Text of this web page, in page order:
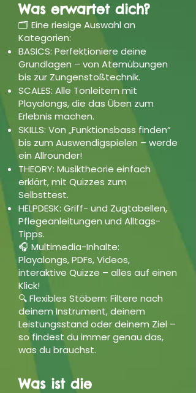
Was erwartet dich?
🗂 Eine riesige Auswahl an
Kategorien:
BASICS: Perfektioniere deine
Grundlagen – von Atemübungen
bis zur Zungenstoßtechnik.
SCALES: Alle Tonleitern mit
Playalongs, die das Üben zum
Erlebnis machen.
SKILLS: Von „Funktionsbass finden“
bis zum Auswendigspielen – werde
ein Allrounder!
THEORY: Musiktheorie einfach
erklärt, mit Quizzes zum
Selbsttest.
HELPDESK: Griff- und Zugtabellen,
Pflegeanleitungen und Alltags-
Tipps.
🎧 Multimedia-Inhalte:
Playalongs, PDFs, Videos,
interaktive Quizze – alles auf einen
Klick!
🔍 Flexibles Stöbern: Filtere nach
deinem Instrument, deinem
Leistungsstand oder deinem Ziel –
so findest du immer genau das,
was du brauchst.
Was ist die